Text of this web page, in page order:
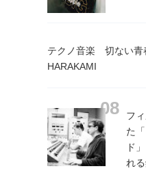
テクノ音楽 切ない
HARAKAMI
フ
た
ド
れ